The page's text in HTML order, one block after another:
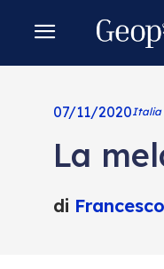
07/11/2020Italia
La
di